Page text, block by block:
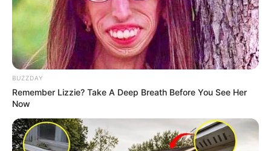
BUZZDAY
Remember Lizzie? Take A Deep Breath Before You See Her
Now